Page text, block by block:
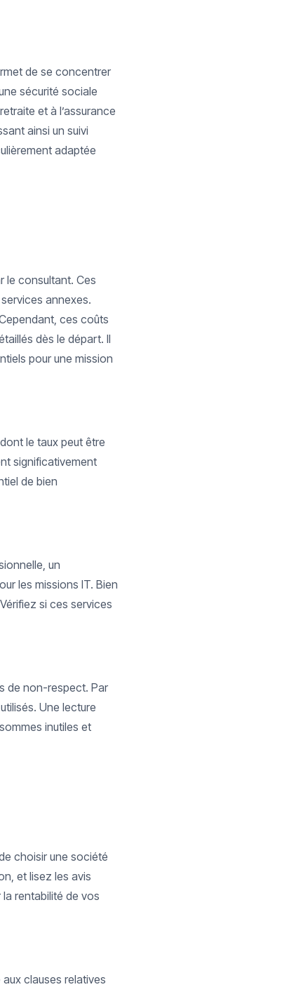
de se concentrer
sécurité sociale
et à l’assurance
ainsi un suivi
adaptée
le consultant. Ces
annexes.
ces coûts
dès le départ. Il
pour une mission
le taux peut être
significativement
de bien
un
les missions IT. Bien
si ces services
de non-respect. Par
Une lecture
inutiles et
choisir une société
et lisez les avis
rentabilité de vos
clauses relatives